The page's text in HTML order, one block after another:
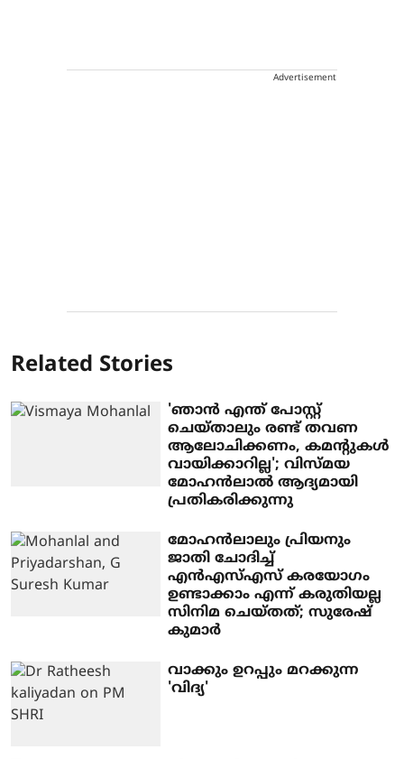
Advertisement
Related Stories
'ഞാന്‍ എന്ത് പോസ്റ്റ്
ചെയ്താലും രണ്ട് തവണ
ആലോചിക്കണം, കമന്റുകള്‍
വായിക്കാറില്ല'; വിസ്മയ
മോഹന്‍ലാല്‍ ആദ്യമായി
പ്രതികരിക്കുന്നു
മോഹന്‍ലാലും പ്രിയനും
ജാതി ചോദിച്ച്
എന്‍എസ്എസ് കരയോഗം
ഉണ്ടാക്കാം എന്ന് കരുതിയല്ല
സിനിമ ചെയ്തത്; സുരേഷ്
കുമാര്‍
വാക്കും ഉറപ്പും മറക്കുന്ന
'വിദ്യ'